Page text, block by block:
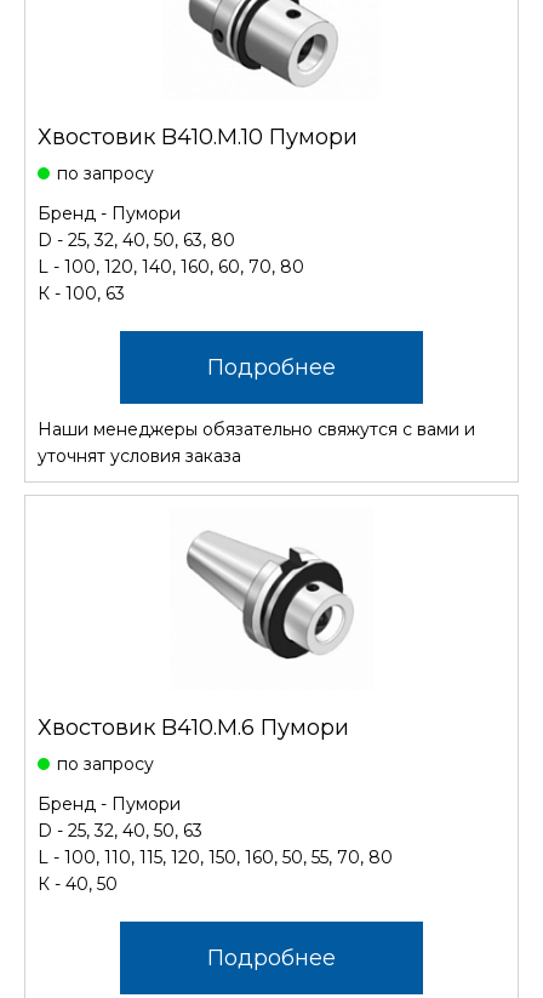
Хвостовик B410.М.10 Пумори
по запросу
Бренд - Пумори
D - 25, 32, 40, 50, 63, 80
L - 100, 120, 140, 160, 60, 70, 80
К - 100, 63
Подробнее
Наши менеджеры обязательно свяжутся с вами и
уточнят условия заказа
Хвостовик B410.М.6 Пумори
по запросу
Бренд - Пумори
D - 25, 32, 40, 50, 63
L - 100, 110, 115, 120, 150, 160, 50, 55, 70, 80
К - 40, 50
Подробнее